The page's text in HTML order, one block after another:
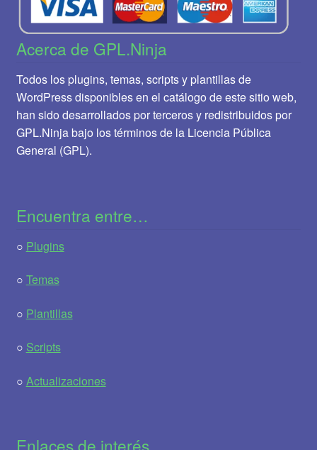
Acerca de GPL.Ninja
Todos los plugins, temas, scripts y plantillas de
WordPress disponibles en el catálogo de este sitio web,
han sido desarrollados por terceros y redistribuidos por
GPL.Ninja bajo los términos de la Licencia Pública
General (GPL).
Encuentra entre…
○ Plugins
○ Temas
○ Plantillas
○ Scripts
○ Actualizaciones
Enlaces de interés